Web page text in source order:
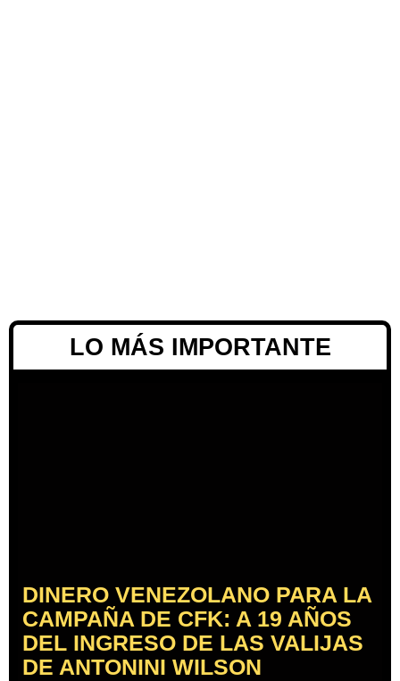
LO MÁS IMPORTANTE
DINERO VENEZOLANO PARA LA
CAMPAÑA DE CFK: A 19 AÑOS
DEL INGRESO DE LAS VALIJAS
DE ANTONINI WILSON